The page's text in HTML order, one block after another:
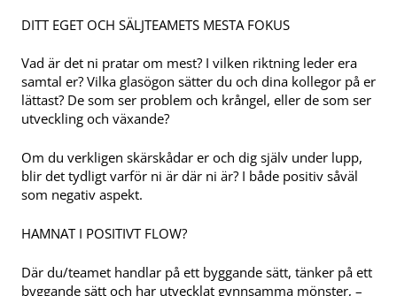
DITT EGET OCH SÄLJTEAMETS MESTA FOKUS
Vad är det ni pratar om mest? I vilken riktning leder era
samtal er? Vilka glasögon sätter du och dina kollegor på er
lättast? De som ser problem och krångel, eller de som ser
utveckling och växande?
Om du verkligen skärskådar er och dig själv under lupp,
blir det tydligt varför ni är där ni är? I både positiv såväl
som negativ aspekt.
HAMNAT I POSITIVT FLOW?
Där du/teamet handlar på ett byggande sätt, tänker på ett
byggande sätt och har utvecklat gynnsamma mönster, –